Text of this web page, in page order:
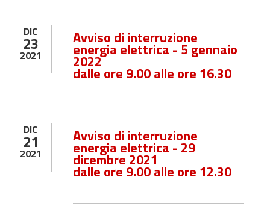
DIC
23
2021
Avviso di interruzione
energia elettrica - 5 gennaio
2022
dalle ore 9.00 alle ore 16.30
DIC
21
2021
Avviso di interruzione
energia elettrica - 29
dicembre 2021
dalle ore 9.00 alle ore 12.30